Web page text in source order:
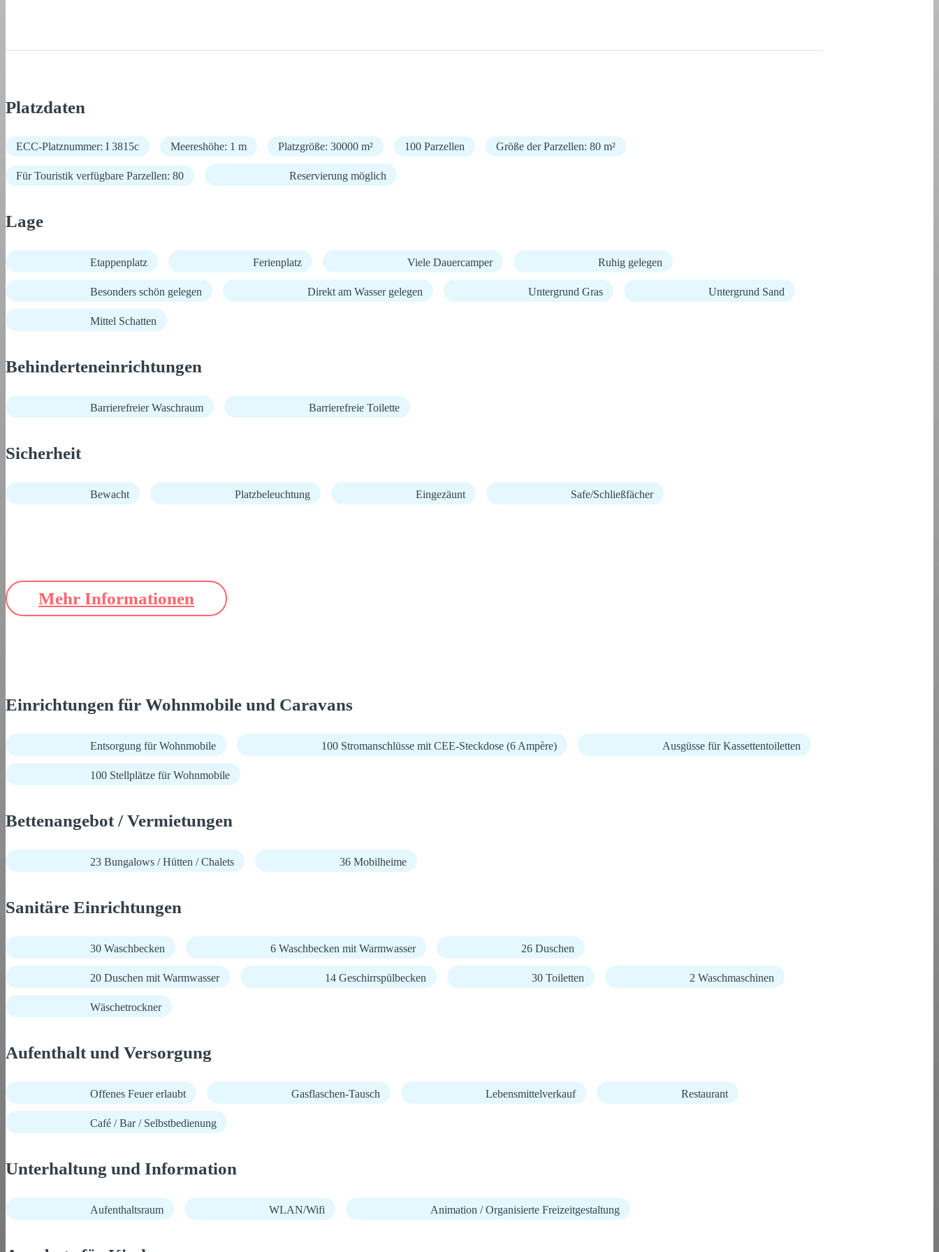
Platzdaten
ECC-Platznummer: I 3815c Meereshöhe: 1 m Platzgröße: 30000 m² 100 Parzellen Größe der Parzellen: 80 m²
Für Touristik verfügbare Parzellen: 80 Reservierung möglich
Lage
Etappenplatz Ferienplatz Viele Dauercamper Ruhig gelegen
Besonders schön gelegen Direkt am Wasser gelegen Untergrund Gras Untergrund Sand
Mittel Schatten
Behinderteneinrichtungen
Barrierefreier Waschraum Barrierefreie Toilette
Sicherheit
Bewacht Platzbeleuchtung Eingezäunt Safe/Schließfächer
Mehr Informationen
Einrichtungen für Wohnmobile und Caravans
Entsorgung für Wohnmobile 100 Stromanschlüsse mit CEE-Steckdose (6 Ampère) Ausgüsse für Kassettentoiletten
100 Stellplätze für Wohnmobile
Bettenangebot / Vermietungen
23 Bungalows / Hütten / Chalets 36 Mobilheime
Sanitäre Einrichtungen
30 Waschbecken 6 Waschbecken mit Warmwasser 26 Duschen
20 Duschen mit Warmwasser 14 Geschirrspülbecken 30 Toiletten 2 Waschmaschinen
Wäschetrockner
Aufenthalt und Versorgung
Offenes Feuer erlaubt Gasflaschen-Tausch Lebensmittelverkauf Restaurant
Café / Bar / Selbstbedienung
Unterhaltung und Information
Aufenthaltsraum WLAN/Wifi Animation / Organisierte Freizeitgestaltung